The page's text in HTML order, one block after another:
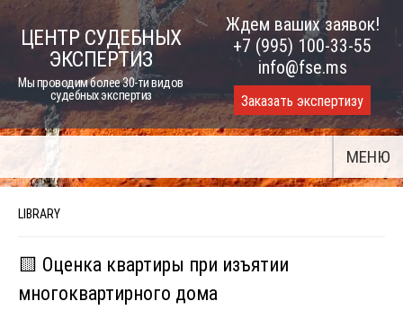
Skip
ЦЕНТР СУДЕБНЫХ
ЭКСПЕРТИЗ
Мы проводим более 30-ти видов
судебных экспертиз
Ждем ваших заявок!
+7 (995) 100-33-55
info@fse.ms
Заказать экспертизу
МЕНЮ
LIBRARY
🟨 Оценка квартиры при изъятии
многоквартирного дома